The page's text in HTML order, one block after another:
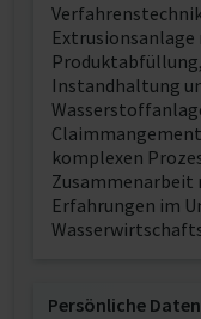
Instandhaltung
komplexen
Erfahrungen im
Persönliche Daten